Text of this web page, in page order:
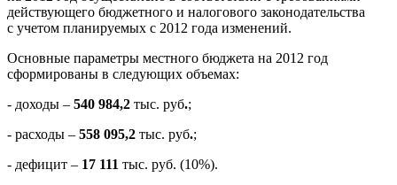
действующего бюджетного и налогового законодательства
с учетом планируемых с 2012 года изменений.
Основные параметры местного бюджета на 2012 год
сформированы в следующих объемах:
- доходы – 540 984,2 тыс. руб.;
- расходы – 558 095,2 тыс. руб.;
- дефицит – 17 111 тыс. руб. (10%).